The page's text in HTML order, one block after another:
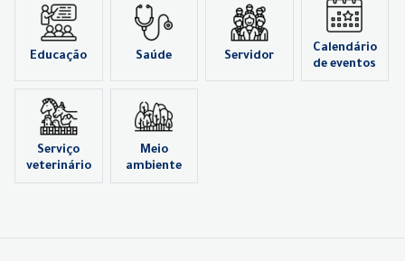
Educação Saúde Servidor
Calendário
de eventos
Serviço
veterinário
Meio
ambiente